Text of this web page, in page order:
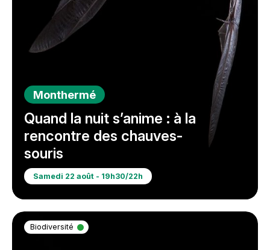
Monthermé
Quand la nuit s’anime : à la
rencontre des chauves-
souris
Samedi 22 août - 19h30/22h
Biodiversité